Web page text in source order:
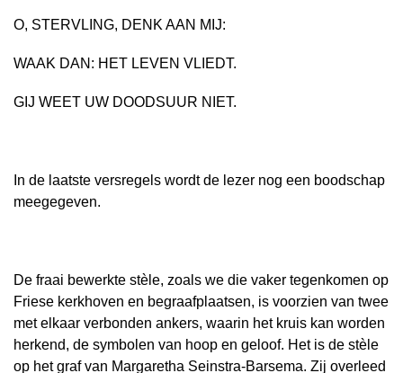
O, STERVLING, DENK AAN MIJ:
WAAK DAN: HET LEVEN VLIEDT.
GIJ WEET UW DOODSUUR NIET.
In de laatste versregels wordt de lezer nog een boodschap
meegegeven.
De fraai bewerkte stèle, zoals we die vaker tegenkomen op
Friese kerkhoven en begraafplaatsen, is voorzien van twee
met elkaar verbonden ankers, waarin het kruis kan worden
herkend, de symbolen van hoop en geloof. Het is de stèle
op het graf van Margaretha Seinstra-Barsema. Zij overleed